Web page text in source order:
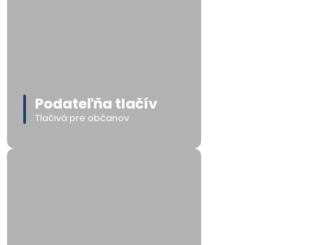
Podateľňa tlačív
Tlačivá pre občanov